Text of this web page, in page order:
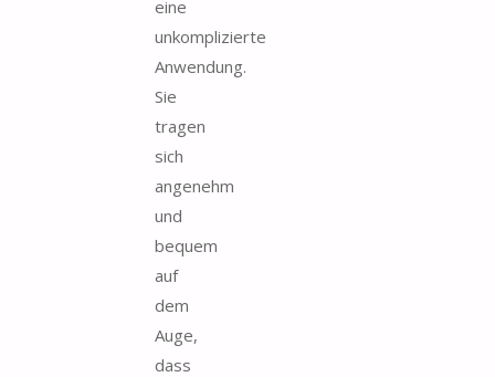
eine
unkomplizierte
Anwendung.
Sie
tragen
sich
angenehm
und
bequem
auf
dem
Auge,
dass